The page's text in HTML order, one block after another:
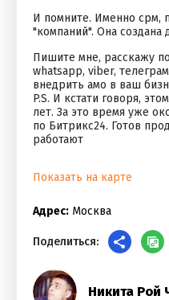
И помните. Именно срм,
"компаний". Она создана
Пишите мне, расскажу
whatsapp, viber,
внедрить амо в ваш
P.S. И кстати говоря,
лет. За это время уже
по Битрикс24. Готов
работают
Показать на карте
Адрес: Москва
Поделиться:
Никита Рой